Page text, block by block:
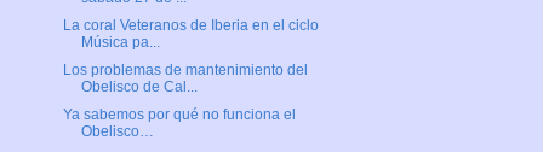
La coral Veteranos de Iberia en el ciclo
Música pa...
Los problemas de mantenimiento del
Obelisco de Cal...
Ya sabemos por qué no funciona el
Obelisco…